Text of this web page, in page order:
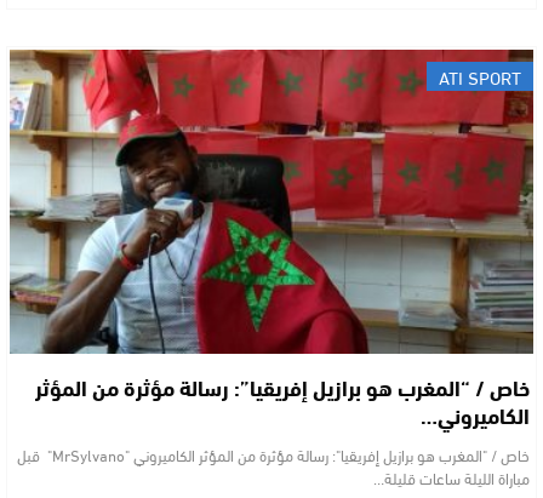
ATI SPORT
خاص / “المغرب هو برازيل إفريقيا”: رسالة مؤثرة من المؤثر
الكاميروني…
خاص / "المغرب هو برازيل إفريقيا": رسالة مؤثرة من المؤثر الكاميروني "MrSylvano" قبل
مباراة الليلة ساعات قليلة…